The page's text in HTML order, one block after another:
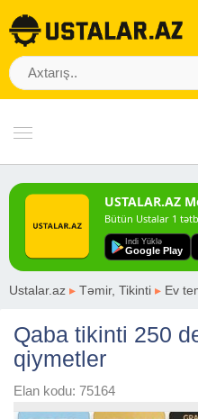
USTALAR.AZ
Bütün Ustalar 1
Indi Yüklə
Google Play
Ustalar.az ▸ Təmir, Tikinti ▸ Ev
Qaba tikinti 250
qiymetler
Elan kodu: 75164